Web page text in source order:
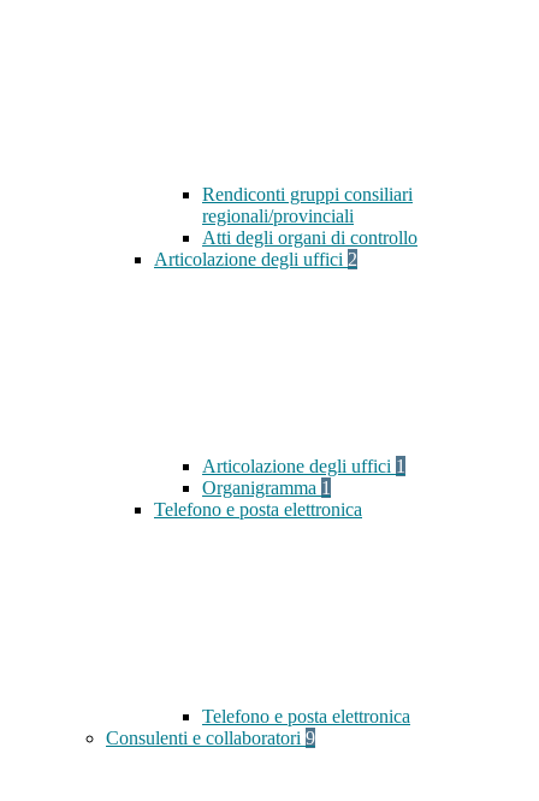
Rendiconti gruppi consiliari
regionali/provinciali
Atti degli organi di controllo
Articolazione degli uffici 2
Articolazione degli uffici 1
Organigramma 1
Telefono e posta elettronica
Telefono e posta elettronica
Consulenti e collaboratori 9